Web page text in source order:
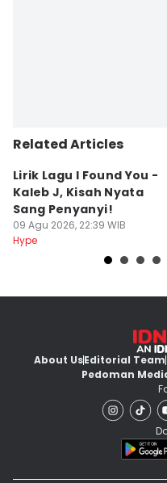
Related Articles
Lirik Lagu I Found You -
Kaleb J, Kisah Nyata
Sang Penyanyi!
09 Agu 2026, 22:39 WIB
Hype
About UsEditorial Team
Pedoman